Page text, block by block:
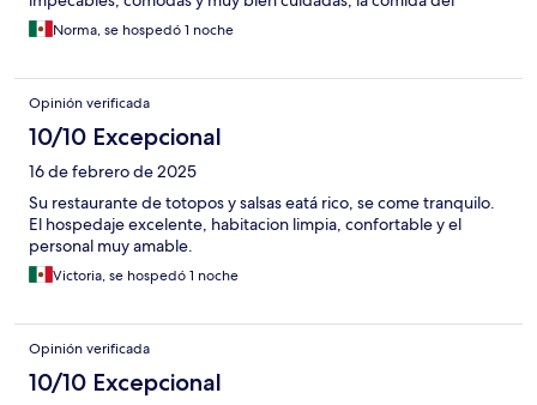
restaurante deliciosa y de excelente calidad, cada detalle estuvo
pensado para que nuestra experiencia fuera perfecta. Nos
un lugar al que regresaré y que recomiendo ampliamente.
Norma, se hospedó 1 noche
Opinión verificada
10/10 Excepcional
16 de febrero de 2025
Su restaurante de totopos y salsas eatá rico, se come tranquilo.
El hospedaje excelente, habitacion limpia, confortable y el
personal muy amable.
Victoria, se hospedó 1 noche
Opinión verificada
10/10 Excepcional